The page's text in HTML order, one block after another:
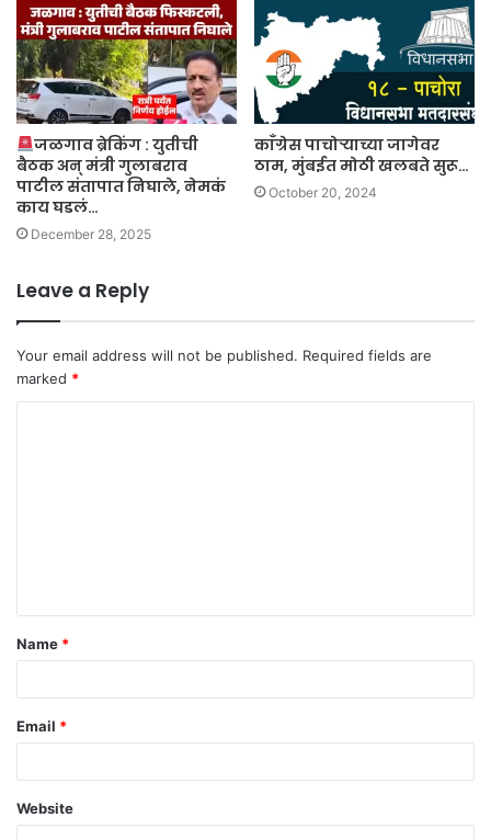
जळगाव ब्रेकिंग : युतीची
बैठक अन् मंत्री गुलाबराव
पाटील संतापात निघाले, नेमकं
काय घडलं…
December 28, 2025
काँग्रेस पाचोऱ्याच्या जागेवर
ठाम, मुंबईत मोठी खलबते सुरू…
October 20, 2024
Leave a Reply
Your email address will not be published. Required fields are
marked *
t
*
Name *
Email *
Website